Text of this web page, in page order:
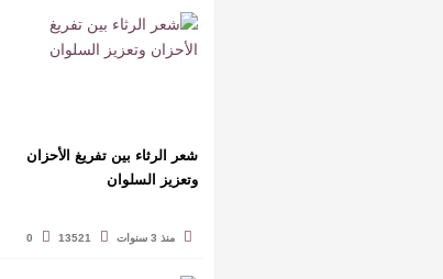
شعر الرثاء بين تفريغ الأحزان
وتعزيز السلوان
منذ 3 سنوات 13521
0